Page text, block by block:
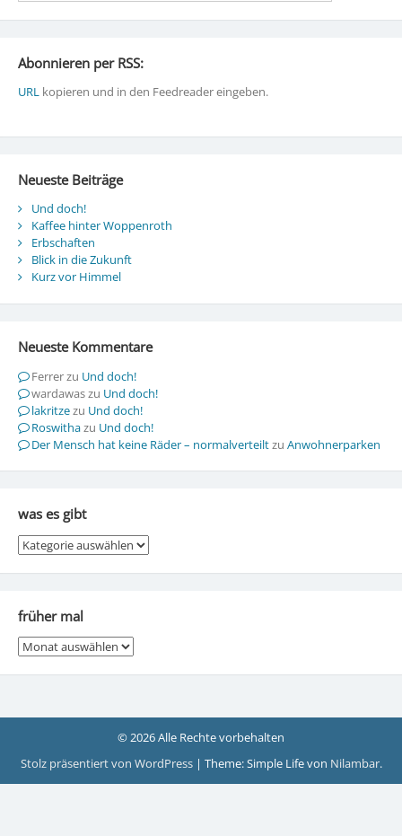
Abonnieren per RSS:
URLkopieren und in den Feedreader eingeben.
Neueste Beiträge
Und doch!
Kaffee hinter Woppenroth
Erbschaften
Blick in die Zukunft
Kurz vor Himmel
Neueste Kommentare
Ferrerzu Und doch!
wardawaszu Und doch!
lakritzezu Und doch!
Roswithazu Und doch!
Der Mensch hat keine Räder – normalverteiltzu Anwohnerparken
was es gibt
was
es
gibt
früher mal
früher
mal
© 2026 Alle Rechte vorbehalten
Stolz präsentiert von WordPress | Theme: Simple Life von Nilambar.